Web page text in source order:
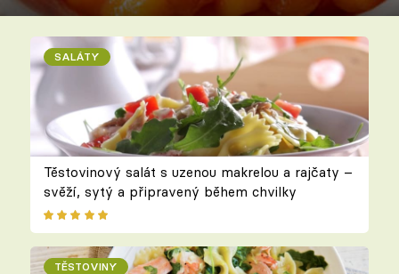
SALÁTY
Těstovinový salát s uzenou makrelou a rajčaty –
svěží, sytý a připravený během chvilky
TĚSTOVINY